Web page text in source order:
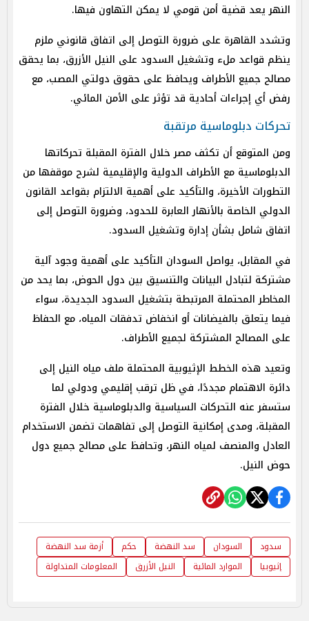
النهر يعد قضية أمن قومي لا يمكن التهاون فيها.
وتشدد القاهرة على ضرورة التوصل إلى اتفاق قانوني ملزم
ينظم قواعد ملء وتشغيل السدود على النيل الأزرق، بما يحقق
مصالح جميع الأطراف ويحافظ على حقوق دولتي المصب، مع
رفض أي إجراءات أحادية قد تؤثر على الأمن المائي.
تحركات دبلوماسية مرتقبة
ومن المتوقع أن تكثف مصر خلال الفترة المقبلة تحركاتها
الدبلوماسية مع الأطراف الدولية والإقليمية لشرح موقفها من
التطورات الأخيرة، والتأكيد على أهمية الالتزام بقواعد القانون
الدولي الخاصة بالأنهار العابرة للحدود، وضرورة التوصل إلى
اتفاق شامل بشأن إدارة وتشغيل السدود.
في المقابل، يواصل السودان التأكيد على أهمية وجود آلية
مشتركة لتبادل البيانات والتنسيق بين دول الحوض، بما يحد من
المخاطر المحتملة المرتبطة بتشغيل السدود الجديدة، سواء
فيما يتعلق بالفيضانات أو انخفاض تدفقات المياه، مع الحفاظ
على المصالح المشتركة لجميع الأطراف.
وتعيد هذه الخطط الإثيوبية المحتملة ملف مياه النيل إلى
دائرة الاهتمام مجددًا، في ظل ترقب إقليمي ودولي لما
ستسفر عنه التحركات السياسية والدبلوماسية خلال الفترة
المقبلة، ومدى إمكانية التوصل إلى تفاهمات تضمن الاستخدام
العادل والمنصف لمياه النهر، وتحافظ على مصالح جميع دول
حوض النيل.
سدود السودان سد النهضة حكم
أزمة سد النهضة
إثيوبيا
الموارد المائية النيل الأزرق المعلومات المتداولة